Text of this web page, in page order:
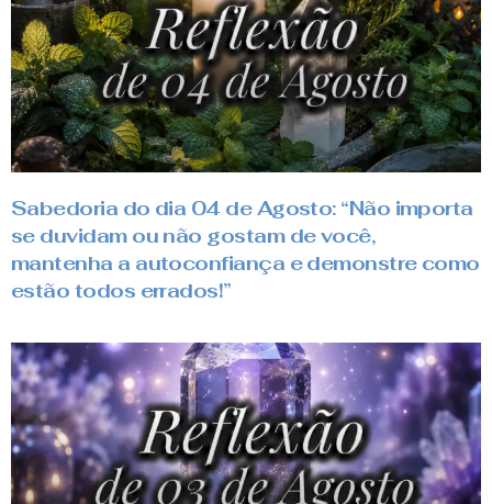
Sabedoria do dia 04 de Agosto: “Não importa
se duvidam ou não gostam de você,
mantenha a autoconfiança e demonstre como
estão todos errados!”